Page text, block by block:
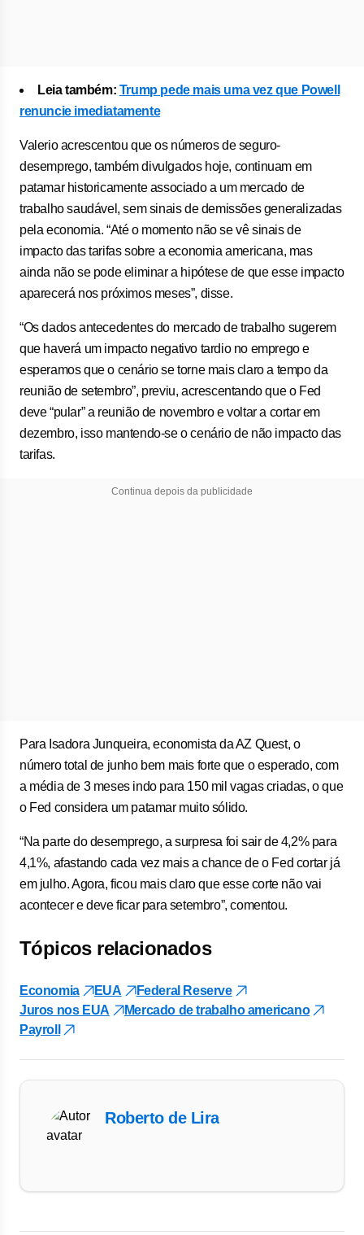
Leia também: Trump pede mais uma vez que Powell
renuncie imediatamente
Valerio acrescentou que os números de seguro-
desemprego, também divulgados hoje, continuam em
patamar historicamente associado a um mercado de
trabalho saudável, sem sinais de demissões generalizadas
pela economia. “Até o momento não se vê sinais de
impacto das tarifas sobre a economia americana, mas
ainda não se pode eliminar a hipótese de que esse impacto
aparecerá nos próximos meses”, disse.
“Os dados antecedentes do mercado de trabalho sugerem
que haverá um impacto negativo tardio no emprego e
esperamos que o cenário se torne mais claro a tempo da
reunião de setembro”, previu, acrescentando que o Fed
deve “pular” a reunião de novembro e voltar a cortar em
dezembro, isso mantendo-se o cenário de não impacto das
tarifas.
Continua depois da publicidade
Para Isadora Junqueira, economista da AZ Quest, o
número total de junho bem mais forte que o esperado, com
a média de 3 meses indo para 150 mil vagas criadas, o que
o Fed considera um patamar muito sólido.
“Na parte do desemprego, a surpresa foi sair de 4,2% para
4,1%, afastando cada vez mais a chance de o Fed cortar já
em julho. Agora, ficou mais claro que esse corte não vai
acontecer e deve ficar para setembro”, comentou.
Tópicos relacionados
Economia EUA
Federal Reserve
Juros nos EUA
Mercado de trabalho americano
Payroll
Roberto de Lira